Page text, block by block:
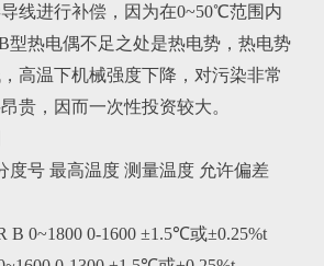
线进行补偿，因为在0~50℃范围内
型热电偶不足之处是热电势，热电势
高温下机械强度下降，对污染非常
贵，因而一次性投资较大。
度号 最高温度 测量温度 允许偏差
B 0~1800 0-1600 ±1.5℃或±0.25%t